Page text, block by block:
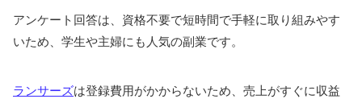
アンケート回答は、資格不要で短時間で手軽に取り組みやす
いため、学生や主婦にも人気の副業です。
ランサーズは登録費用がかからないため、売上がすぐに収益